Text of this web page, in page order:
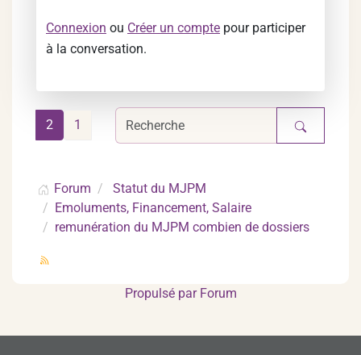
Connexion ou Créer un compte pour participer
à la conversation.
1
2
Forum
Statut du MJPM
Emoluments, Financement, Salaire
remunération du MJPM combien de dossiers
Propulsé par Forum